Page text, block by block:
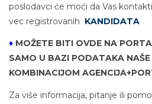
poslodavci će moći da Vas
vec registrovanih KANDIDATA
♦ MOŽETE BITI OVDE NA
SAMO U BAZI PODATAKA NAŠE
KOMBINACIJOM
Za više informacija, pitanje ili